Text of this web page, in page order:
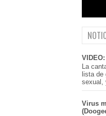
La
lista
sexual,
Virus